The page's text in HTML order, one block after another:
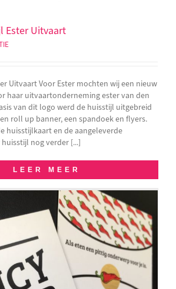
Ester Uitvaart
Uitvaart Voor Ester mochten wij een nieuw
haar uitvaartonderneming ester van den
van dit logo werd de huisstijl uitgebreid
roll up banner, een spandoek en flyers.
huisstijlkaart en de aangeleverde
nog verder [...]
LEER MEER